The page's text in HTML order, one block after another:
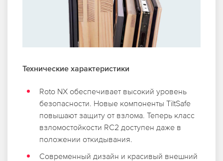
Технические характеристики
Roto NX обеспечивает высокий уровень
безопасности. Новые компоненты TiltSafe
повышают защиту от взлома. Теперь класс
взломостойкости RC2 доступен даже в
положении откидывания.
Современный дизайн и красивый внешний